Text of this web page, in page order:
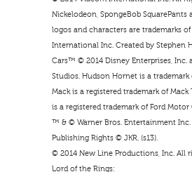
Nickelodeon, SpongeBob SquarePants
logos and characters are trademarks
International Inc. Created by Stephen
Cars™ © 2014 Disney Enterprises, Inc.
Studios. Hudson Hornet is a trademark
Mack is a registered trademark of Mack
is a registered trademark of Ford Motor
™ & © Warner Bros. Entertainment
Publishing Rights © JKR. (s13).
© 2014 New Line Productions, Inc. All
Lord of the Rings: